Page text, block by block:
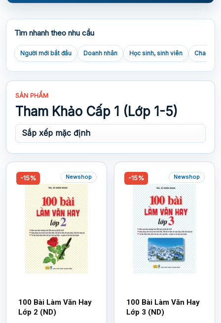
Tìm nhanh theo nhu cầu
Người mới bắt đầu Doanh nhân Học sinh, sinh viên Cha mẹ
SẢN PHẨM
Tham Khảo Cấp 1 (Lớp 1-5)
-15% Newshop
100 Bài Làm Văn Hay
Lớp 2 (ND)
-15% Newshop
100 Bài Làm Văn Hay
Lớp 3 (ND)